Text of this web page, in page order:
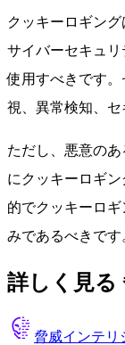
クッキーロギン
サイバーセキュ
使用すべきです
視、異常検知、セ
ただし、悪意の
にクッキーロギ
的でクッキーロ
みであるべきです
詳しく見る
脅威インテリ